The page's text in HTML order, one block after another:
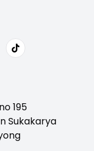
195
Sukakarya